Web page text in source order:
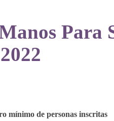
Para
mínimo de personas inscritas